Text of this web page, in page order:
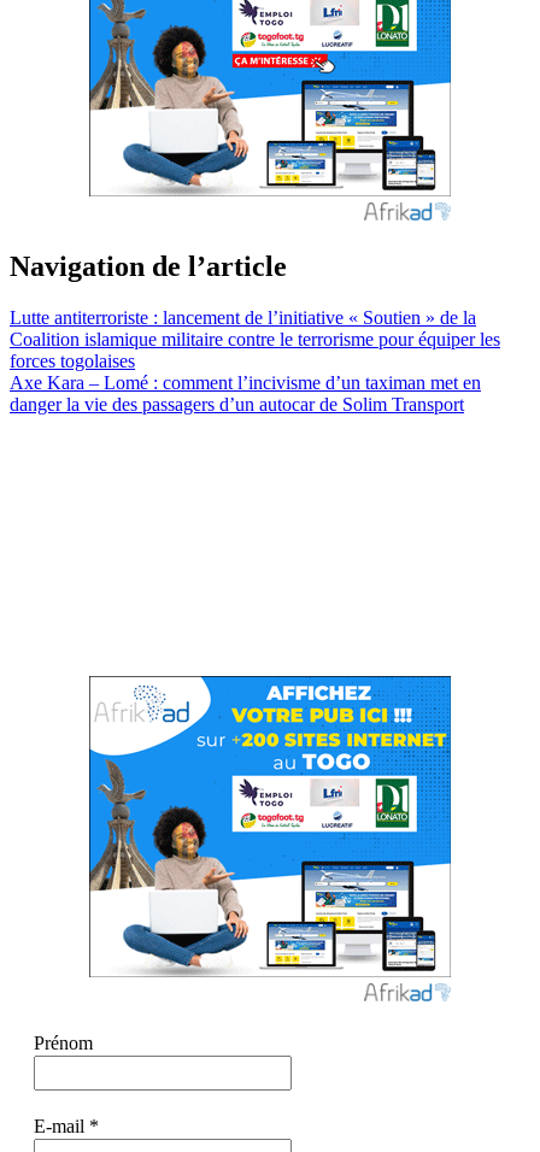
Navigation de l’article
Lutte antiterroriste : lancement de l’initiative « Soutien » de la
Coalition islamique militaire contre le terrorisme pour équiper les
forces togolaises
Axe Kara – Lomé : comment l’incivisme d’un taximan met en
danger la vie des passagers d’un autocar de Solim Transport
Prénom
E-mail *